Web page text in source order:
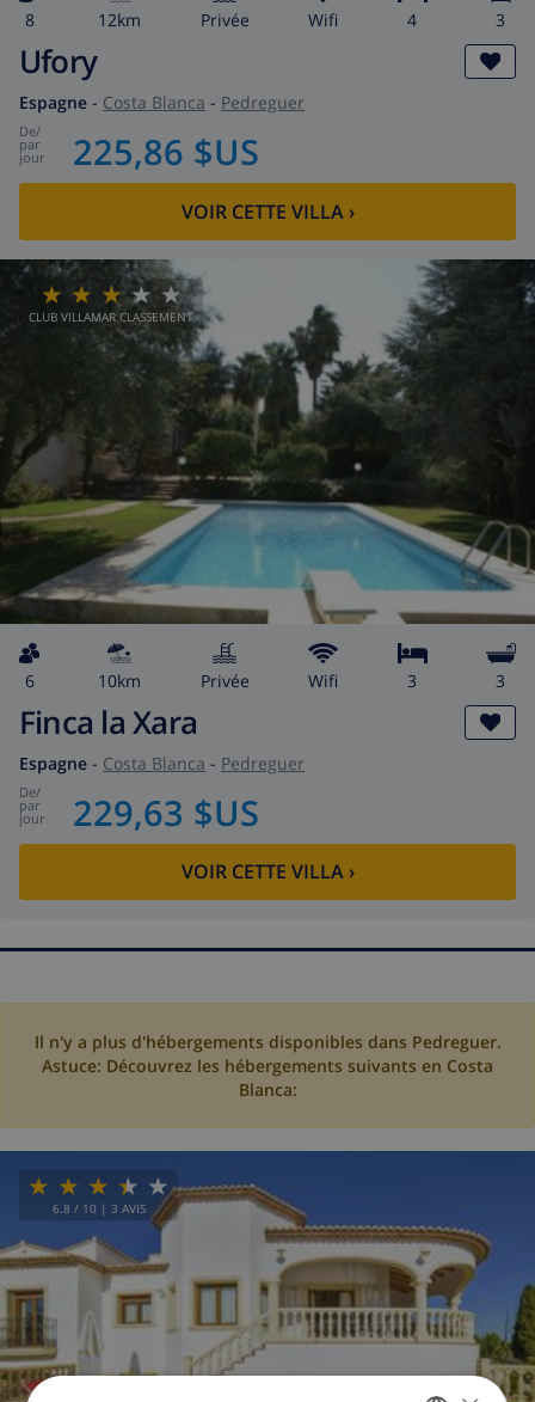
8 12km privée wifi 4 3
Ufory
Espagne - Costa Blanca - Pedreguer
de/
par
jour 225,86 $US
VOIR CETTE VILLA›
CLUB VILLAMAR CLASSEMENT
6 10km privée wifi 3 3
Finca la Xara
Espagne - Costa Blanca - Pedreguer
de/
par
jour 229,63 $US
VOIR CETTE VILLA›
Il n'y a plus d'hébergements disponibles dans Pedreguer.
Astuce: Découvrez les hébergements suivants en Costa
Blanca:
6.8 / 10 | 3 AVIS